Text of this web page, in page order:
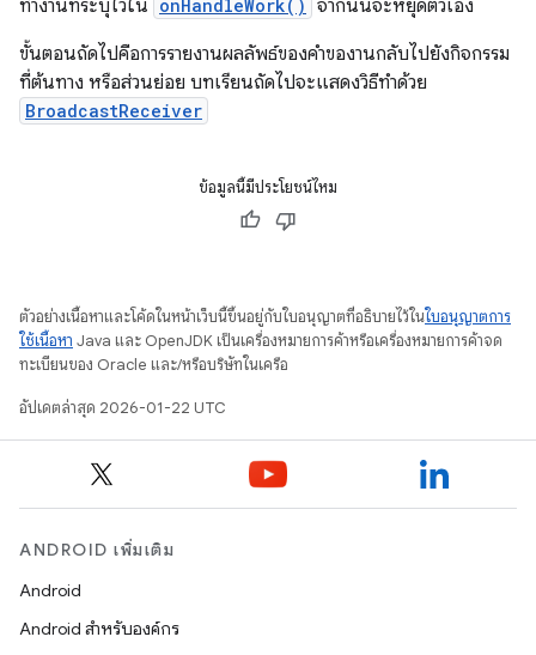
ทำงานที่ระบุไว้ใน onHandleWork() จากนั้นจะหยุดตัวเอง
ขั้นตอนถัดไปคือการรายงานผลลัพธ์ของคำของานกลับไปยังกิจกรรม
ที่ต้นทาง หรือส่วนย่อย บทเรียนถัดไปจะแสดงวิธีทำด้วย
BroadcastReceiver
ข้อมูลนี้มีประโยชน์ไหม
ตัวอย่างเนื้อหาและโค้ดในหน้าเว็บนี้ขึ้นอยู่กับใบอนุญาตที่อธิบายไว้ในใบอนุญาตการ
ใช้เนื้อหา Java และ OpenJDK เป็นเครื่องหมายการค้าหรือเครื่องหมายการค้าจด
ทะเบียนของ Oracle และ/หรือบริษัทในเครือ
อัปเดตล่าสุด 2026-01-22 UTC
ANDROID เพิ่มเติม
Android
Android สำหรับองค์กร